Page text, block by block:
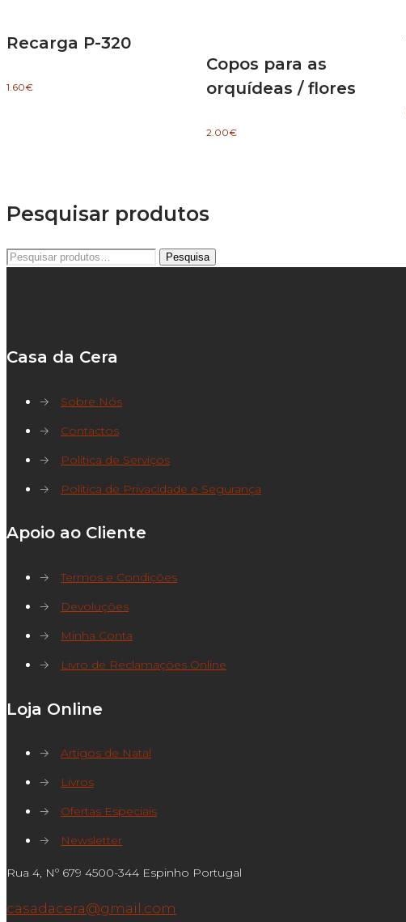
Recarga P-320
1.60€
Copos para as
orquídeas / flores
2.00€
Pesquisar produtos
Pesquisar
Pesquisa
Casa da Cera
→
Sobre Nós
→
Contactos
→
Política de Serviços
→
Política de Privacidade e Segurança
Apoio ao Cliente
→
Termos e Condições
→
Devoluções
→
Minha Conta
→
Livro de Reclamações Online
Loja Online
→
Artigos de Natal
→
Livros
→
Ofertas Especiais
→
Newsletter
Rua 4, Nº 679 4500-344 Espinho Portugal
casadacera@gmail.com